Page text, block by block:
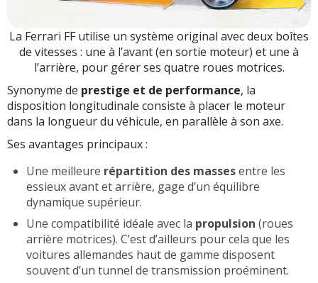
La Ferrari FF utilise un système original avec deux boîtes
de vitesses : une à l’avant (en sortie moteur) et une à
l’arrière, pour gérer ses quatre roues motrices.
Synonyme de prestige et de performance, la
disposition longitudinale consiste à placer le moteur
dans la longueur du véhicule, en parallèle à son axe.
Ses avantages principaux :
Une meilleure répartition des massesentre les
essieux avant et arrière, gage d’un équilibre
dynamique supérieur.
Une compatibilité idéale avec la propulsion (roues
arrière motrices). C’est d’ailleurs pour cela que les
voitures allemandes haut de gamme disposent
souvent d’un tunnel de transmission proéminent.